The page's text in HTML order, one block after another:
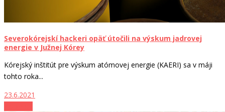
Severokórejskí hackeri opäť útočili na výskum jadrovej
energie v Južnej Kórey
Kórejský inštitút pre výskum atómovej energie (KAERI) sa v máji
tohto roka...
23.6.2021